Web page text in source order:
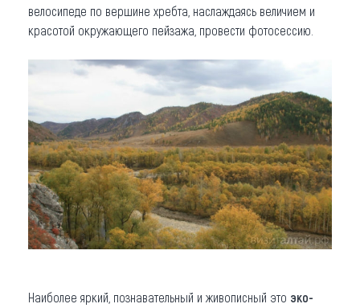
велосипеде по вершине хребта, наслаждаясь величием и
красотой окружающего пейзажа, провести фотосессию.
Наиболее яркий, познавательный и живописный это эко-